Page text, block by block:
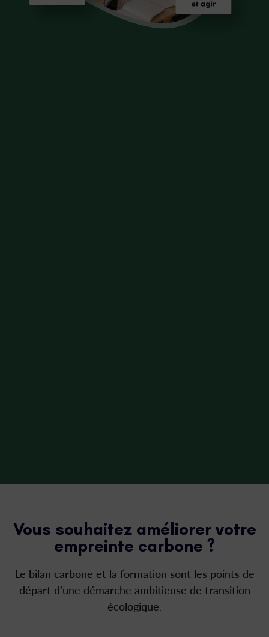
Vous souhaitez améliorer votre
empreinte carbone ?
Le bilan carbone et la formation sont les points de
départ d’une démarche ambitieuse de transition
écologique